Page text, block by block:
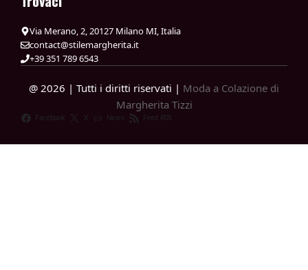
Via Merano, 2, 20127 Milano MI, Italia
contact@stilemargherita.it
+39 351 789 6543
@ 2026 | Tutti i diritti riservati | Moda a Colazione di
Margherita Tizzi
Facebook X News Feed RSS